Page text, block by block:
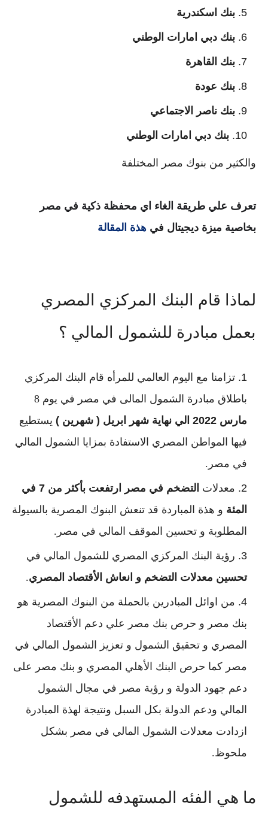
بنك اسكندرية
بنك دبي امارات الوطني
بنك القاهرة
بنك عودة
بنك ناصر الاجتماعي
بنك دبي امارات الوطني
والكثير من بنوك مصر المختلفة
تعرف علي طريقة الغاء اي محفظة ذكية في مصر
بخاصية ميزة ديجيتال في هذة المقالة
لماذا قام البنك المركزي المصري
بعمل مبادرة للشمول المالي ؟
تزامنا مع اليوم العالمي للمرأه قام البنك المركزي
باطلاق مبادرة الشمول المالى في مصر في يوم 8
مارس 2022 الي نهاية شهر ابريل ( شهرين )
يستطيع
فيها المواطن المصري الاستفادة بمزايا الشمول المالي
في مصر.
معدلات
التضخم في مصر ارتفعت بأكثر من 7 في
المئة و هذة المباردة قد تنعش البنوك المصرية بالسيولة
المطلوبة و تحسين الموقف المالي في مصر.
رؤية البنك المركزي المصري للشمول المالي في
تحسين معدلات التضخم و انعاش الأقتصاد المصري.
من اوائل المبادرين بالحملة من البنوك المصرية هو
بنك مصر و حرص بنك مصر علي دعم الأقتصاد
المصري و تحقيق الشمول و تعزيز الشمول المالي في
مصر كما حرص البنك الأهلي المصري و بنك مصر على
دعم جهود الدولة و رؤية مصر في مجال الشمول
المالي ودعم الدولة بكل السبل ونتيجة لهذة المبادرة
ازدادت معدلات الشمول المالي في مصر بشكل
ملحوظ.
ما هي الفئه المستهدفه للشمول